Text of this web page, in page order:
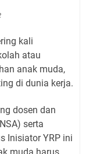
kali
atau
anak muda,
di dunia kerja.
dosen dan
serta
Inisiator YRP ini